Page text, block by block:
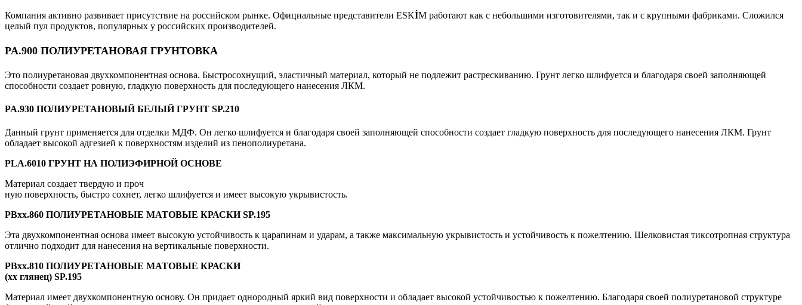
Компания активно развивает присутствие на российском рынке. Официальные представители ESKİM работают как с небольшими изготовителями, так и с крупными фабриками. Сложился
целый пул продуктов, популярных у российских производителей.
PA.900 ПОЛИУРЕТАНОВАЯ ГРУНТОВКА
Это полиуретановая двухкомпонентная основа. Быстросохнущий, эластичный материал, который не подлежит растрескиванию. Грунт легко шлифуется и благодаря своей заполняющей
способности создает ровную, гладкую поверхность для последующего нанесения ЛКМ.
PA.930 ПОЛИУРЕТАНОВЫЙ БЕЛЫЙ ГРУНТ SP.210
Данный грунт применяется для отделки МДФ. Он легко шлифуется и благодаря своей заполняющей способности создает гладкую поверхность для последующего нанесения ЛКМ. Грунт
обладает высокой адгезией к поверхностям изделий из пенополиуретана.
PLA.6010 ГРУНТ НА ПОЛИЭФИРНОЙ ОСНОВЕ
Материал создает твердую и проч­
ную поверхность, быстро сохнет, легко шлифуется и имеет высокую укрывистость.
PBxx.860 ПОЛИУРЕТАНОВЫЕ МАТОВЫЕ КРАСКИ SP.195
Эта двухкомпонентная основа имеет высокую устойчивость к царапинам и ударам, а также максимальную укрывистость и устойчивость к пожелтению. Шелковистая тиксотропная структура
отлично подходит для нанесения на вертикальные поверхности.
PBxx.810 ПОЛИУРЕТАНОВЫЕ МАТОВЫЕ КРАСКИ
(хх глянец) SP.195
Материал имеет двухкомпонентную основу. Он придает однородный яркий вид поверхности и обладает высокой устойчивостью к пожелтению. Благодаря своей полиуретановой структуре